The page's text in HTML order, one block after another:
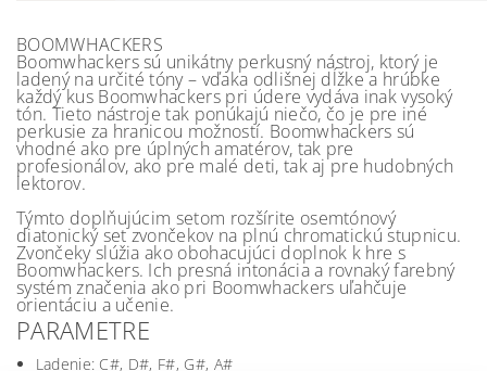
BOOMWHACKERS
Boomwhackers sú unikátny perkusný nástroj, ktorý je
ladený na určité tóny – vďaka odlišnej dĺžke a hrúbke
každý kus Boomwhackers pri údere vydáva inak vysoký
tón. Tieto nástroje tak ponúkajú niečo, čo je pre iné
perkusie za hranicou možností. Boomwhackers sú
vhodné ako pre úplných amatérov, tak pre
profesionálov, ako pre malé deti, tak aj pre hudobných
lektorov.
Týmto doplňujúcim setom rozšírite osemtónový
diatonický set zvončekov na plnú chromatickú stupnicu.
Zvončeky slúžia ako obohacujúci doplnok k hre s
Boomwhackers. Ich presná intonácia a rovnaký farebný
systém značenia ako pri Boomwhackers uľahčuje
orientáciu a učenie.
PARAMETRE
Ladenie: C#, D#, F#, G#, A#